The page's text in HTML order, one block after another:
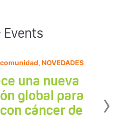
Events
NOVEDADES
una nueva
global para
cáncer de
›